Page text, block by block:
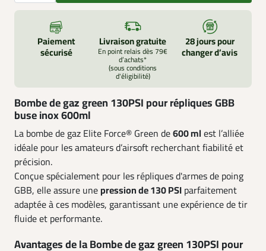
Paiement
sécurisé
Livraison gratuite
En point relais dès 79€
d’achats*
(sous conditions
d'éligibilité)
28 jours pour
changer d’avis
Bombe de gaz green 130PSI pour répliques GBB
buse inox 600ml
La bombe de gaz Elite Force® Green de600 ml est l’alliée
idéale pour les amateurs d’airsoft recherchant fiabilité et
précision.
Conçue spécialement pour les répliques d'armes de poing
GBB, elle assure unepression de 130 PSI parfaitement
adaptée à ces modèles, garantissant une expérience de tir
fluide et performante.
Avantages de la Bombe de gaz green 130PSI pour